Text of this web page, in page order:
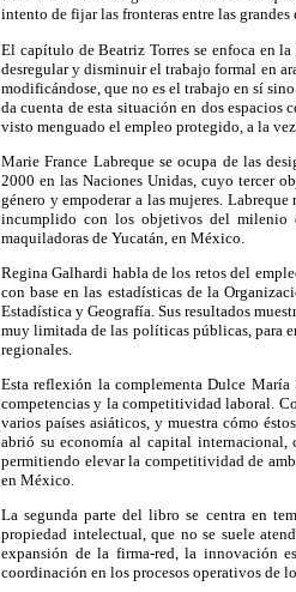
intento de fijar las fronteras entre las
El capítulo de Beatriz Torres se enfoca en
desregular y disminuir el trabajo formal en
modificándose, que no es el trabajo en sí
da cuenta de esta situación en dos espacios
visto menguado el empleo protegido, a la
Marie France Labreque se ocupa de las
2000 en las Naciones Unidas, cuyo tercer
género y empoderar a las mujeres.
incumplido con los objetivos del milenio
maquiladoras de Yucatán, en México.
Regina Galhardi habla de los retos del
con base en las estadísticas de la
Estadística y Geografía. Sus resultados
muy limitada de las políticas públicas, para
regionales.
Esta reflexión la complementa Dulce
competencias y la competitividad laboral.
varios países asiáticos, y muestra cómo
abrió su economía al capital internacional,
permitiendo elevar la competitividad de
en México.
La segunda parte del libro se centra en
propiedad intelectual, que no se suele
expansión de la firma-red, la innovación
coordinación en los procesos operativos de